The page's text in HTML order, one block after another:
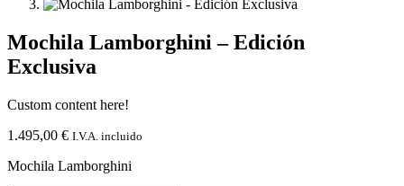
Mochila Lamborghini – Edición
Exclusiva
Custom content here!
1.495,00 € I.V.A. incluido
Mochila Lamborghini